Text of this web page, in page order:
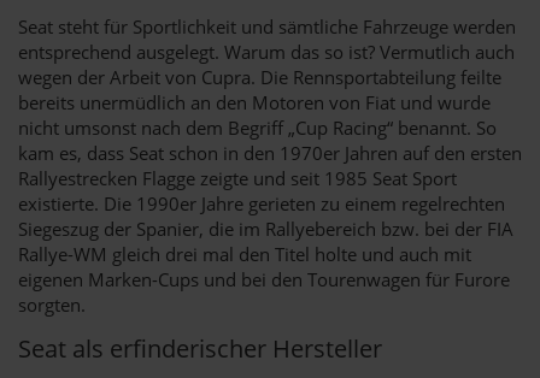
Seat steht für Sportlichkeit und sämtliche Fahrzeuge werden
entsprechend ausgelegt. Warum das so ist? Vermutlich auch
wegen der Arbeit von Cupra. Die Rennsportabteilung feilte
bereits unermüdlich an den Motoren von Fiat und wurde
nicht umsonst nach dem Begriff „Cup Racing“ benannt. So
kam es, dass Seat schon in den 1970er Jahren auf den ersten
Rallyestrecken Flagge zeigte und seit 1985 Seat Sport
existierte. Die 1990er Jahre gerieten zu einem regelrechten
Siegeszug der Spanier, die im Rallyebereich bzw. bei der FIA
Rallye-WM gleich drei mal den Titel holte und auch mit
eigenen Marken-Cups und bei den Tourenwagen für Furore
sorgten.
Seat als erfinderischer Hersteller